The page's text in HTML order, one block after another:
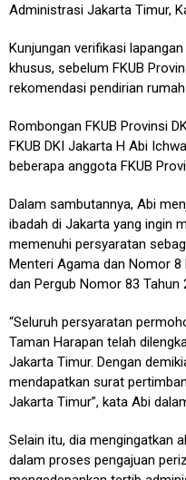
Administrasi Jakarta Timur,
Kunjungan verifikasi
khusus, sebelum FKUB
rekomendasi pendirian
Rombongan FKUB Provinsi
FKUB DKI Jakarta H Abi
beberapa anggota FKUB
Dalam sambutannya, Abi
ibadah di Jakarta yang ingin
memenuhi persyaratan
Menteri Agama dan Nomor 8
dan Pergub Nomor 83 Tahun
“Seluruh persyaratan
Taman Harapan telah
Jakarta Timur. Dengan
mendapatkan surat
Jakarta Timur”, kata Abi
Selain itu, dia mengingatkan
dalam proses pengajuan